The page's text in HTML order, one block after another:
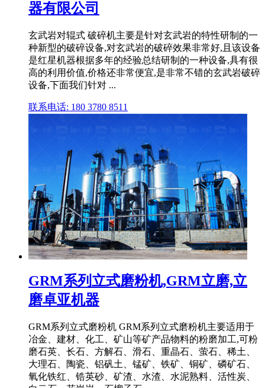
器有限公司
玄武岩对辊式 破碎机主要是针对玄武岩的特性研制的一
种新型的破碎设备,对玄武岩的破碎效果非常好,且该设备
是红星机器根据多年的经验总结研制的一种设备,具有很
高的利用价值,价格还非常便宜,是非常不错的玄武岩破碎
设备,下面我们针对 ...
联系电话: 180 3780 8511
GRM系列立式磨粉机,GRM立磨,立
磨卓亚机器
GRM系列立式磨粉机 GRM系列立式磨粉机主要适用于
冶金、建材、化工、矿山等矿产品物料的粉磨加工,可粉
磨石英、长石、方解石、滑石、重晶石、萤石、稀土、
大理石、陶瓷、铝矾土、锰矿、铁矿、铜矿、磷矿石、
氧化铁红、锆英砂、矿渣、水渣、水泥熟料、活性炭、